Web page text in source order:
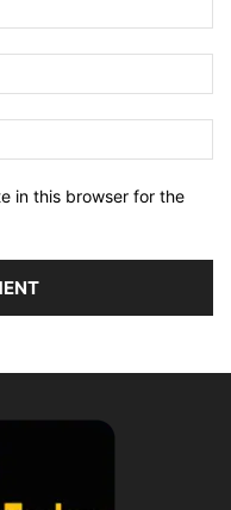
in this browser for the